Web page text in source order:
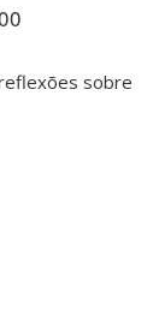
sobre